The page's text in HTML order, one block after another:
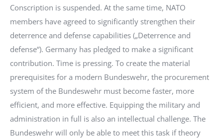
Conscription is suspended. At the same time, NATO
members have agreed to significantly strengthen their
deterrence and defense capabilities („Deterrence and
defense“). Germany has pledged to make a significant
contribution. Time is pressing. To create the material
prerequisites for a modern Bundeswehr, the procurement
system of the Bundeswehr must become faster, more
efficient, and more effective. Equipping the military and
administration in full is also an intellectual challenge. The
Bundeswehr will only be able to meet this task if theory